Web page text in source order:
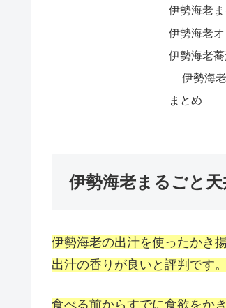
伊勢海老
伊勢海老
伊勢海老
伊勢海
まとめ
伊勢海老まるごと
伊勢海老の出汁を使ったかき
出汁の香りが良いと評判です。
食べる前からすでに食欲をか